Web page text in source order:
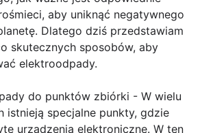
aby uniknąć negatywnego
Dlatego dziś przedstawiam
skutecznych sposobów, aby
elektroodpady.
do punktów zbiórki - W wielu
istnieją specjalne punkty, gdzie
urządzenia elektroniczne. W ten